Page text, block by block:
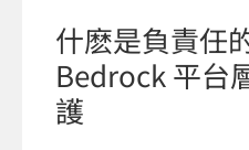
什麽是負責任
Bedrock 平台
護